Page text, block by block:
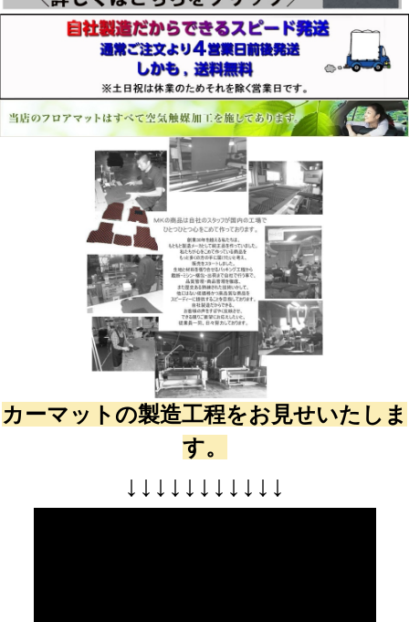
カーマットの製造工程をお見せいたしま
す。
↓ ↓ ↓ ↓ ↓ ↓ ↓ ↓ ↓ ↓ ↓